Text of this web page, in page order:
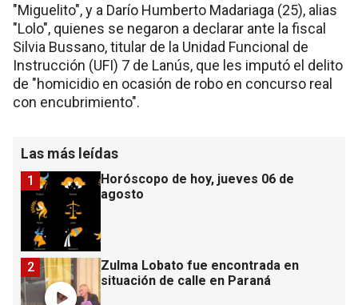
"Miguelito", y a Darío Humberto Madariaga (25), alias
"Lolo", quienes se negaron a declarar ante la fiscal
Silvia Bussano, titular de la Unidad Funcional de
Instrucción (UFI) 7 de Lanús, que les imputó el delito
de "homicidio en ocasión de robo en concurso real
con encubrimiento".
Las más leídas
Horóscopo de hoy, jueves 06 de
agosto
1
Zulma Lobato fue encontrada en
situación de calle en Paraná
2